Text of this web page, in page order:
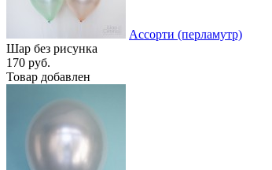
Ассорти (перламутр)
Шар без рисунка
170 руб.
Товар добавлен